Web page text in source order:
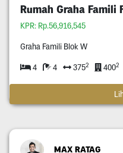
Rumah Graha Famili
KPR: Rp.56,916,545
Graha Famili Blok W
4 4 3752 4002
MAX RATAG